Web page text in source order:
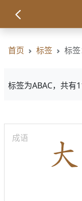
首页 标签 标签
标签为ABAC，共有
成语